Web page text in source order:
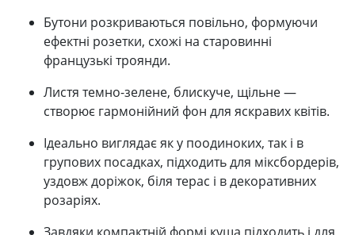
Бутони розкриваються повільно, формуючи
ефектні розетки, схожі на старовинні
французькі троянди.
Листя темно-зелене, блискуче, щільне —
створює гармонійний фон для яскравих квітів.
Ідеально виглядає як у поодиноких, так і в
групових посадках, підходить для міксбордерів,
уздовж доріжок, біля терас і в декоративних
розаріях.
Завдяки компактній формі куща підходить і для